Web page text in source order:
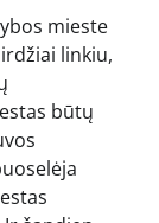
mieste
linkiu,
būtų